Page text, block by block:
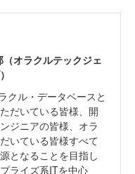
オラクルテックジェ
クル・データベースと
だいている皆様、開
ジニアの皆様、オラ
いている皆様すべて
となることを目指し
ライズ系ITを中心